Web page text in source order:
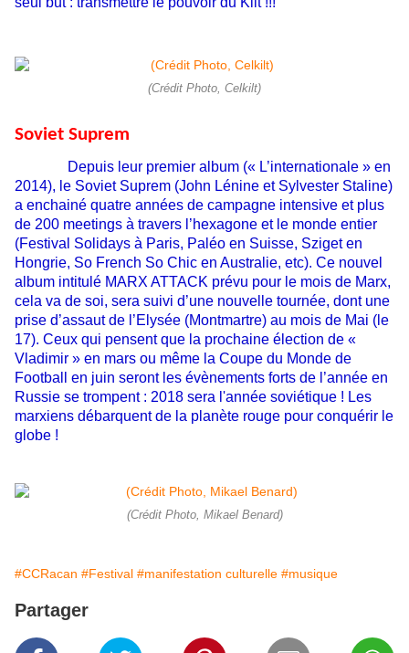
(Crédit Photo, Celkilt)
Soviet Suprem
Depuis leur premier album (« L’internationale » en
2014), le Soviet Suprem (John Lénine et Sylvester Staline)
a enchainé quatre années de campagne intensive et plus
de 200 meetings à travers l’hexagone et le monde entier
(Festival Solidays à Paris, Paléo en Suisse, Sziget en
Hongrie, So French So Chic en Australie, etc). Ce nouvel
album intitulé MARX ATTACK prévu pour le mois de Marx,
cela va de soi, sera suivi d’une nouvelle tournée, dont une
prise d’assaut de l’Elysée (Montmartre) au mois de Mai (le
17). Ceux qui pensent que la prochaine élection de «
Vladimir » en mars ou même la Coupe du Monde de
Football en juin seront les évènements forts de l’année en
Russie se trompent : 2018 sera l'année soviétique ! Les
marxiens débarquent de la planète rouge pour conquérir le
globe !
(Crédit Photo, Mikael Benard)
#CCRacan #Festival #manifestation culturelle #musique
Partager